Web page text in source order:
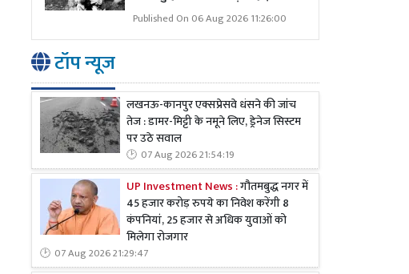
Published On 06 Aug 2026 11:26:00
टॉप न्यूज
लखनऊ-कानपुर एक्सप्रेसवे धंसने की जांच
तेज : डामर-मिट्टी के नमूने लिए, ड्रेनेज सिस्टम
पर उठे सवाल
07 Aug 2026 21:54:19
UP Investment News :गौतमबुद्ध नगर में
45 हजार करोड़ रुपये का निवेश करेंगी 8
कंपनियां, 25 हजार से अधिक युवाओं को
मिलेगा रोजगार
07 Aug 2026 21:29:47